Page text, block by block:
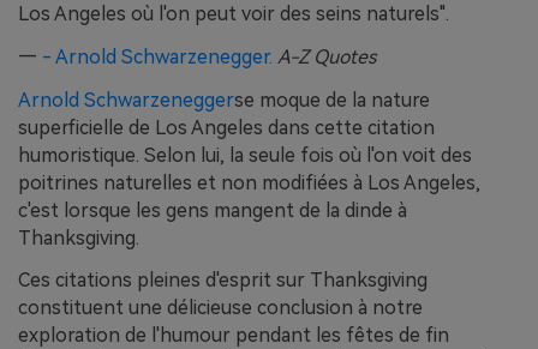
Los Angeles où l'on peut voir des seins naturels".
— - Arnold Schwarzenegger. A-Z Quotes
Arnold Schwarzeneggerse moque de la nature
superficielle de Los Angeles dans cette citation
humoristique. Selon lui, la seule fois où l'on voit des
poitrines naturelles et non modifiées à Los Angeles,
c'est lorsque les gens mangent de la dinde à
Thanksgiving.
Ces citations pleines d'esprit sur Thanksgiving
constituent une délicieuse conclusion à notre
exploration de l'humour pendant les fêtes de fin